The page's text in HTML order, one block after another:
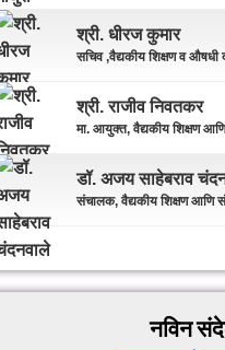
श्री. धीरज कुमार
सचिव ,वैद्यकीय शिक्षण व औषधी
श्री. राजीव निवतकर
मा. आयुक्त, वैद्यकीय शिक्षण
डॉ. अजय साहेबराव
संचालक, वैद्यकीय शिक्षण आणि
नविन